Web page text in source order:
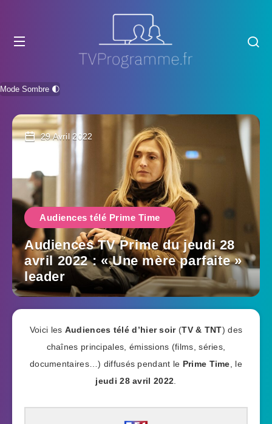
Mode Sombre 🌓
29 Avril 2022
Audiences télé Prime Time
Audiences TV Prime du jeudi 28
avril 2022 : « Une mère parfaite »
leader
Voici les Audiences télé d’hier soir (TV & TNT) des
chaînes principales, émissions (films, séries,
documentaires…) diffusés pendant le Prime Time , le
jeudi 28 avril 2022